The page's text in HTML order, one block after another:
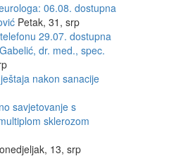
06.08. dostupna
Petak, 31, srp
29.07. dostupna
dr. med., spec.
nakon sanacije
savjetovanje s
sklerozom
13, srp